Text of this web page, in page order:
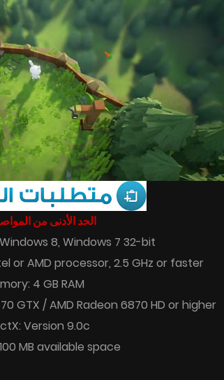
الحد الأدنى من
8, Windows 7 32-bit
or AMD processor, 2.5 GHz or faster
4 GB RAM
GTX / AMD Radeon 6870 HD or higher
Version 9.0c
MB available space